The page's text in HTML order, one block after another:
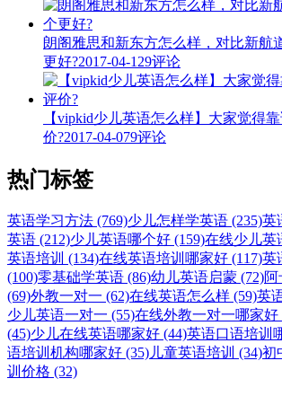
朗阁雅思和新东方怎么样，对比新航
更好?2017-04-129评论
【vipkid少儿英语怎么样】大家觉得
价?2017-04-079评论
热门标签
英语学习方法 (769)少儿怎样学英语 (235)英
英语 (212)少儿英语哪个好 (159)在线少儿英
英语培训 (134)在线英语培训哪家好 (117)英
(100)零基础学英语 (86)幼儿英语启蒙 (72)
(69)外教一对一 (62)在线英语怎么样 (59)英
少儿英语一对一 (55)在线外教一对一哪家好
(45)少儿在线英语哪家好 (44)英语口语培训
语培训机构哪家好 (35) 儿童英语培训 (34)初
训价格 (32)